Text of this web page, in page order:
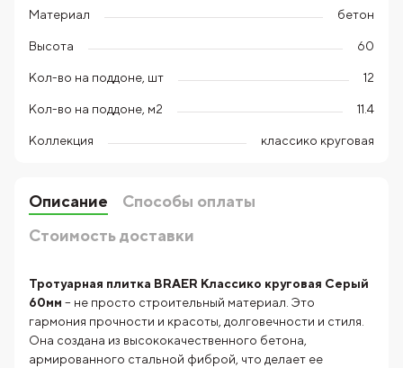
Материал бетон
Высота 60
Кол-во на поддоне, шт 12
Кол-во на поддоне, м2 11.4
Коллекция классико круговая
Описание
Способы оплаты
Стоимость доставки
Тротуарная плитка BRAER Классико круговая Серый
60мм – не просто строительный материал. Это
гармония прочности и красоты, долговечности и стиля.
Она создана из высококачественного бетона,
армированного стальной фиброй, что делает ее